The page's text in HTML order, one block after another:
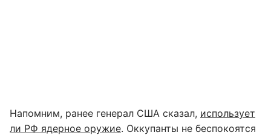
Напомним, ранее генерал США сказал, использует
ли РФ ядерное оружие. Оккупанты не беспокоятся